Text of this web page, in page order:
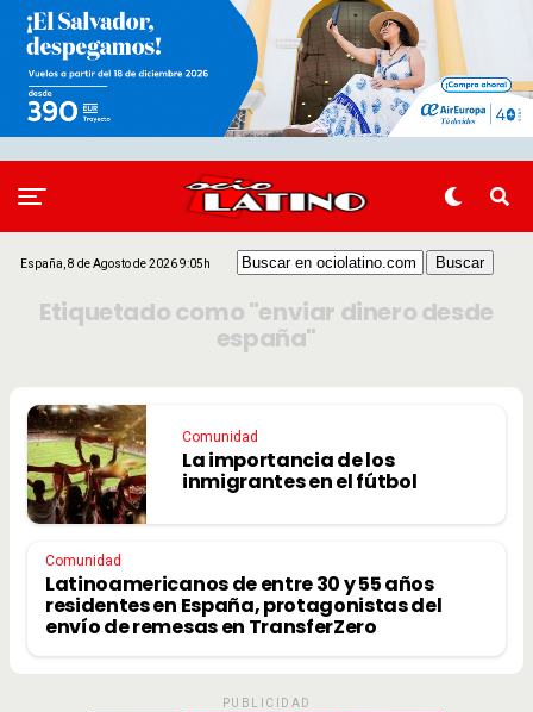
España, 8 de Agosto de 2026 9:05h
Etiquetado como "enviar dinero desde
españa"
Comunidad
La importancia de los
inmigrantes en el fútbol
Comunidad
Latinoamericanos de entre 30 y 55 años
residentes en España, protagonistas del
envío de remesas en TransferZero
PUBLICIDAD